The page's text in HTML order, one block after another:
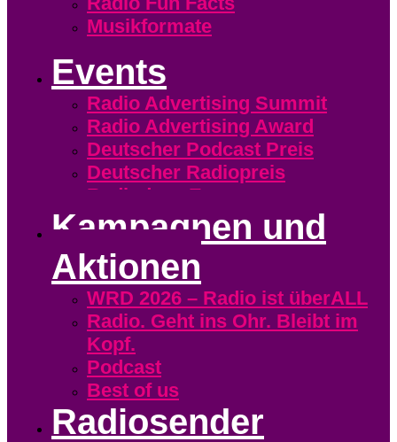
Musikformate
Events
Radio Advertising Summit
Radio Advertising Award
Deutscher Podcast Preis
Deutscher Radiopreis
Radiodays Europe
Kampagnen und
Aktionen
WRD 2026 – Radio ist überALL
Radio. Geht ins Ohr. Bleibt im
Kopf.
Podcast
Best of us
Radiosender